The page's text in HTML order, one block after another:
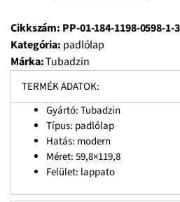
Cikkszám: PP-01-184-1198-0598-1-
Kategória: padlólap
Márka:Tubadzin
TERMÉK ADATOK:
Gyártó: Tubadzin
Típus: padlólap
Hatás: modern
Méret: 59,8×119,8
Felület: lappato